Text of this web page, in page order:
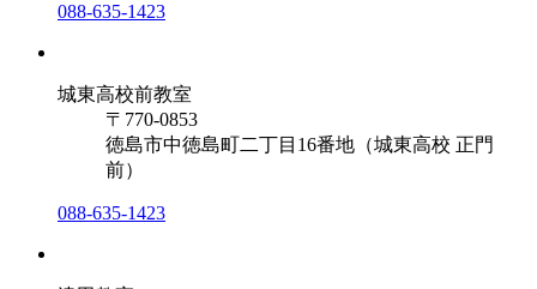
088-635-1423
城東高校前教室
〒770-0853
徳島市中徳島町二丁目16番地（城東高校 正門
前）
088-635-1423